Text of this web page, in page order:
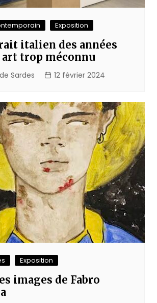
Exposition
italien des années
art trop méconnu
Sardes 12 février 2024
Exposition
images de Fabro